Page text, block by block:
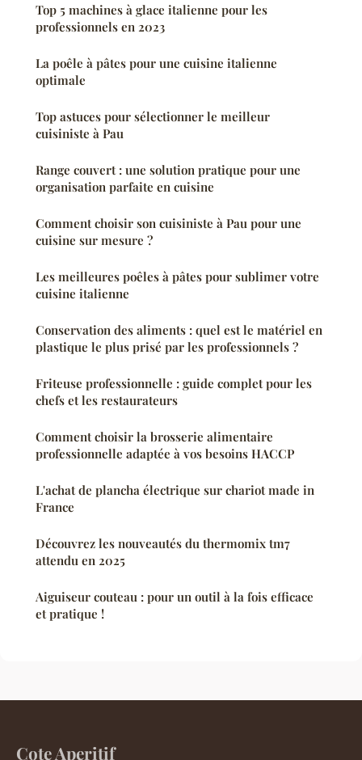
Top 5 machines à glace italienne pour les
professionnels en 2023
La poêle à pâtes pour une cuisine italienne
optimale
Top astuces pour sélectionner le meilleur
cuisiniste à Pau
Range couvert : une solution pratique pour une
organisation parfaite en cuisine
Comment choisir son cuisiniste à Pau pour une
cuisine sur mesure ?
Les meilleures poêles à pâtes pour sublimer votre
cuisine italienne
Conservation des aliments : quel est le matériel en
plastique le plus prisé par les professionnels ?
Friteuse professionnelle : guide complet pour les
chefs et les restaurateurs
Comment choisir la brosserie alimentaire
professionnelle adaptée à vos besoins HACCP
L'achat de plancha électrique sur chariot made in
France
Découvrez les nouveautés du thermomix tm7
attendu en 2025
Aiguiseur couteau : pour un outil à la fois efficace
et pratique !
Cote Aperitif